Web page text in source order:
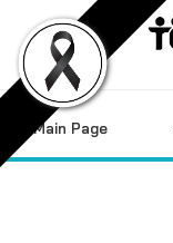
content
Main Page